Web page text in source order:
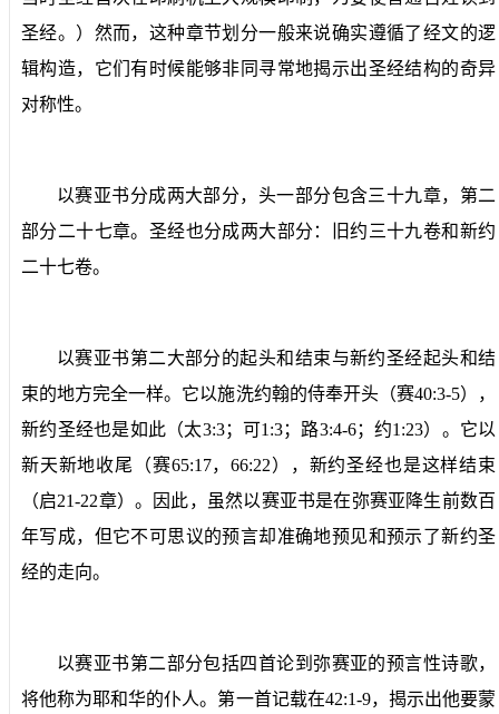
圣经。）然而，这种章节划分一般来说确实遵循了经文的逻
辑构造，它们有时候能够非同寻常地揭示出圣经结构的奇异
对称性。
以赛亚书分成两大部分，头一部分包含三十九章，第二
部分二十七章。圣经也分成两大部分：旧约三十九卷和新约
二十七卷。
以赛亚书第二大部分的起头和结束与新约圣经起头和结
束的地方完全一样。它以施洗约翰的侍奉开头（赛40:3-5），
新约圣经也是如此（太3:3；可1:3；路3:4-6；约1:23）。它以
新天新地收尾（赛65:17，66:22），新约圣经也是这样结束
（启21-22章）。因此，虽然以赛亚书是在弥赛亚降生前数百
年写成，但它不可思议的预言却准确地预见和预示了新约圣
经的走向。
以赛亚书第二部分包括四首论到弥赛亚的预言性诗歌，
将他称为耶和华的仆人。第一首记载在42:1-9，揭示出他要蒙